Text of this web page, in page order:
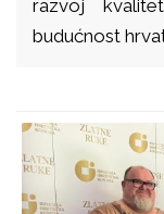
razvoj
budućnost